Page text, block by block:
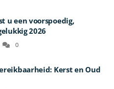
u een voorspoedig,
2026
0
Kerst en Oud